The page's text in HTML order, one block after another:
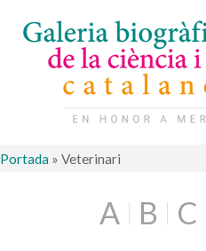
Portada » Veterinari
A B C